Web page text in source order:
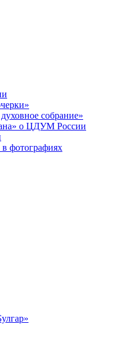
собрание»
о ЦДУМ России
фотографиях